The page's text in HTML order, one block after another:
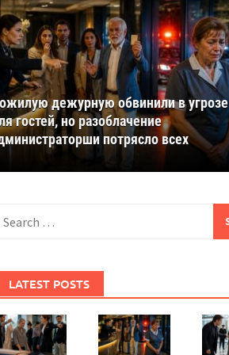
дежурную обвинили в угрозе
гостей, но разоблачение
потрясло всех
for:
LATEST POSTS